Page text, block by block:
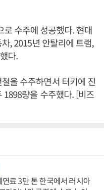
수주에 성공했다. 현대
, 2015년 안탈리에 트램,
다.
을 수주하면서 터키에 진
1898량을 수주했다. [비즈
료 3만 톤 한국에서 러시아